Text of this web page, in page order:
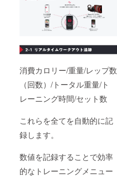
消費カロリー/重量/レップ数
（回数）/トータル重量/ト
レーニング時間/セット数
これらを全てを自動的に記
録します。
数値を記録することで効率
的なトレーニングメニュー